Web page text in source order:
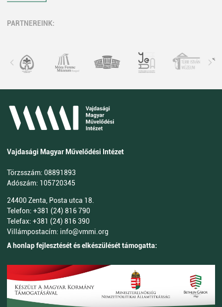
PARTNEREINK:
Vajdasági Magyar Művelődési Intézet
Törzsszám: 08891893
Adószám: 105720345
24400 Zenta, Posta utca 18.
Telefon: +381 (24) 816 790
Telefax: +381 (24) 816 390
Villámpostacím: info@vmmi.org
A honlap fejlesztését és elkészülését támogatta: